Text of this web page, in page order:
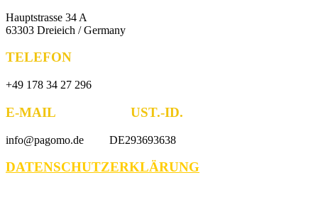
Hauptstrasse 34 A
63303 Dreieich / Germany
TELEFON
+49 178 34 27 296
E-MAIL UST.-ID.
info@pagomo.de DE293693638
DATENSCHUTZERKLÄRUNG